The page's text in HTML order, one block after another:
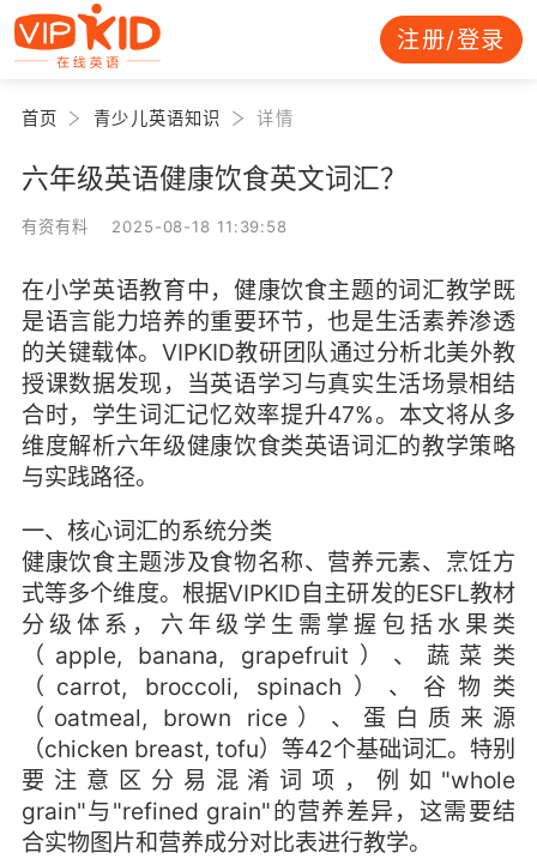
注册/登录
首页 青少儿英语知识 详情
六年级英语健康饮食英文词汇？
有资有料 2025-08-18 11:39:58
在小学英语教育中，健康饮食主题的词汇教学既
是语言能力培养的重要环节，也是生活素养渗透
的关键载体。VIPKID教研团队通过分析北美外教
授课数据发现，当英语学习与真实生活场景相结
合时，学生词汇记忆效率提升47%。本文将从多
维度解析六年级健康饮食类英语词汇的教学策略
与实践路径。
一、核心词汇的系统分类
健康饮食主题涉及食物名称、营养元素、烹饪方
式等多个维度。根据VIPKID自主研发的ESFL教材
分级体系，六年级学生需掌握包括水果类
（apple, banana, grapefruit）、蔬菜类
（carrot, broccoli, spinach）、谷物类
（oatmeal, brown rice）、蛋白质来源
（chicken breast, tofu）等42个基础词汇。特别
要注意区分易混淆词项，例如"whole
grain"与"refined grain"的营养差异，这需要结
合实物图片和营养成分对比表进行教学。